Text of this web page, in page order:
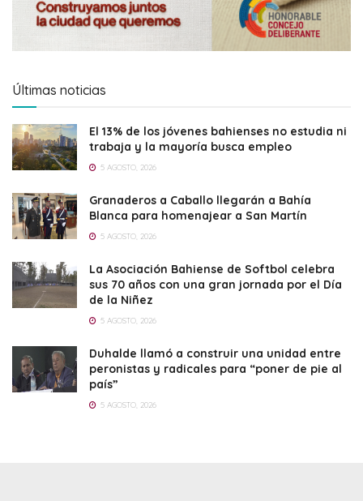
Últimas noticias
El 13% de los jóvenes bahienses no estudia ni
trabaja y la mayoría busca empleo
5 AGOSTO, 2026
Granaderos a Caballo llegarán a Bahía
Blanca para homenajear a San Martín
5 AGOSTO, 2026
La Asociación Bahiense de Softbol celebra
sus 70 años con una gran jornada por el Día
de la Niñez
5 AGOSTO, 2026
Duhalde llamó a construir una unidad entre
peronistas y radicales para “poner de pie al
país”
5 AGOSTO, 2026